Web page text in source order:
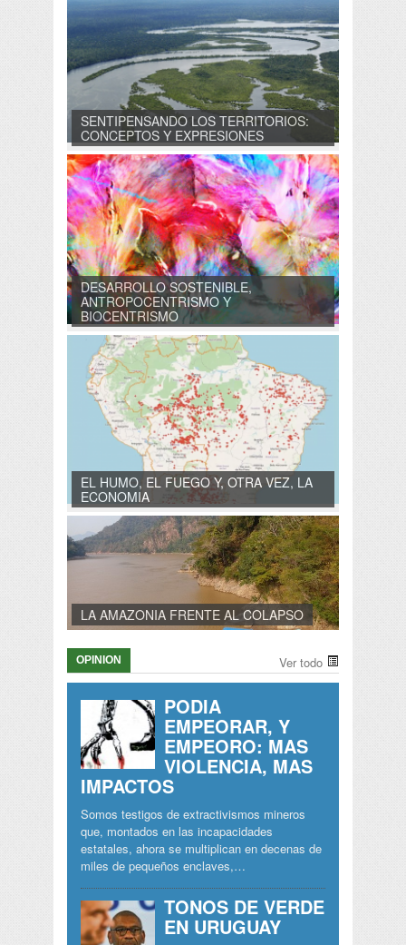
SENTIPENSANDO LOS TERRITORIOS:
CONCEPTOS Y EXPRESIONES
DESARROLLO SOSTENIBLE,
ANTROPOCENTRISMO Y
BIOCENTRISMO
EL HUMO, EL FUEGO Y, OTRA VEZ, LA
ECONOMIA
LA AMAZONIA FRENTE AL COLAPSO
OPINION Ver todo
PODIA
EMPEORAR, Y
EMPEORO: MAS
VIOLENCIA, MAS
IMPACTOS
Somos testigos de extractivismos mineros
que, montados en las incapacidades
estatales, ahora se multiplican en decenas de
miles de pequeños enclaves,…
TONOS DE VERDE
EN URUGUAY